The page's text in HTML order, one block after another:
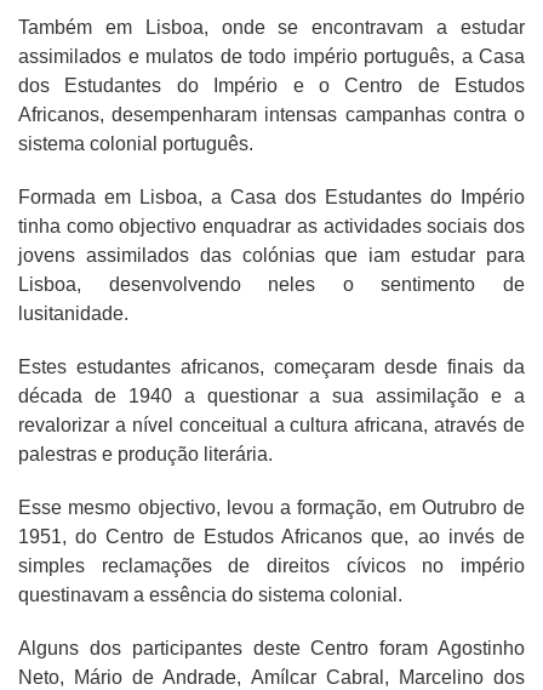
Também em Lisboa, onde se encontravam a estudar
assimilados e mulatos de todo império português, a Casa
dos Estudantes do Império e o Centro de Estudos
Africanos, desempenharam intensas campanhas contra o
sistema colonial português.
Formada em Lisboa, a Casa dos Estudantes do Império
tinha como objectivo enquadrar as actividades sociais dos
jovens assimilados das colónias que iam estudar para
Lisboa, desenvolvendo neles o sentimento de
lusitanidade.
Estes estudantes africanos, começaram desde finais da
década de 1940 a questionar a sua assimilação e a
revalorizar a nível conceitual a cultura africana, através de
palestras e produção literária.
Esse mesmo objectivo, levou a formação, em Outrubro de
1951, do Centro de Estudos Africanos que, ao invés de
simples reclamações de direitos cívicos no império
questinavam a essência do sistema colonial.
Alguns dos participantes deste Centro foram Agostinho
Neto, Mário de Andrade, Amílcar Cabral, Marcelino dos